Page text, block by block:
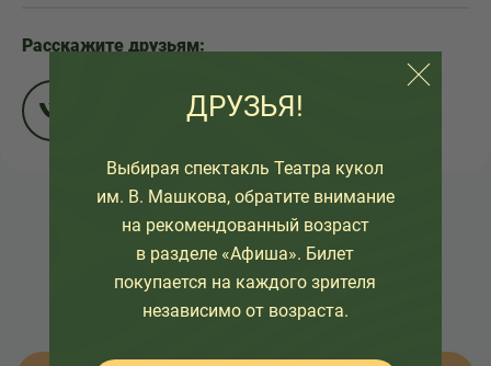
Расскажите друзьям:
НАЗАД К СПИСКУ
ДРУЗЬЯ!
Выбирая спектакль Театра кукол
им. В. Машкова, обратите внимание
на рекомендованный возраст
в разделе «Афиша». Билет
покупается на каждого зрителя
независимо от возраста.